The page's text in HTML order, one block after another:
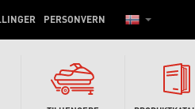
PERSONVERN